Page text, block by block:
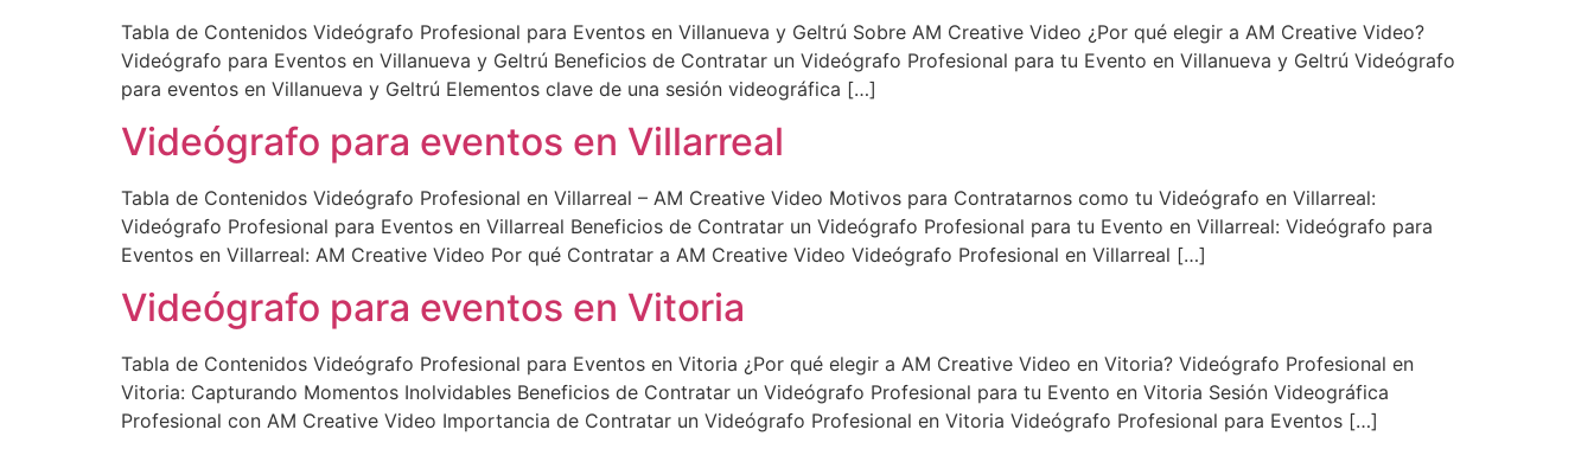
Tabla de Contenidos Videógrafo Profesional para Eventos en Villanueva y Geltrú Sobre AM Creative Video ¿Por qué elegir a AM Creative Video?
Videógrafo para Eventos en Villanueva y Geltrú Beneficios de Contratar un Videógrafo Profesional para tu Evento en Villanueva y Geltrú Videógrafo
para eventos en Villanueva y Geltrú Elementos clave de una sesión videográfica […]
Videógrafo para eventos en Villarreal
Tabla de Contenidos Videógrafo Profesional en Villarreal – AM Creative Video Motivos para Contratarnos como tu Videógrafo en Villarreal:
Videógrafo Profesional para Eventos en Villarreal Beneficios de Contratar un Videógrafo Profesional para tu Evento en Villarreal: Videógrafo para
Eventos en Villarreal: AM Creative Video Por qué Contratar a AM Creative Video Videógrafo Profesional en Villarreal […]
Videógrafo para eventos en Vitoria
Tabla de Contenidos Videógrafo Profesional para Eventos en Vitoria ¿Por qué elegir a AM Creative Video en Vitoria? Videógrafo Profesional en
Vitoria: Capturando Momentos Inolvidables Beneficios de Contratar un Videógrafo Profesional para tu Evento en Vitoria Sesión Videográfica
Profesional con AM Creative Video Importancia de Contratar un Videógrafo Profesional en Vitoria Videógrafo Profesional para Eventos […]